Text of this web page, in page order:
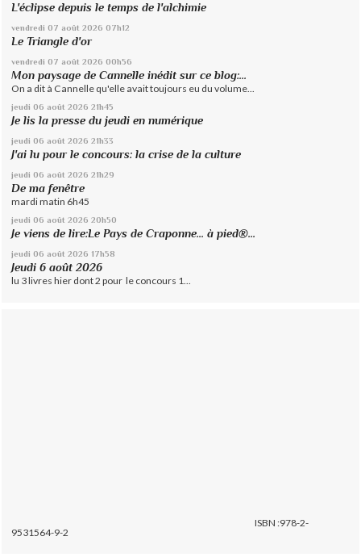
L'éclipse depuis le temps de l'alchimie
vendredi 07 août 2026 07h12
Le Triangle d'or
vendredi 07 août 2026 00h56
Mon paysage de Cannelle inédit sur ce blog:...
On a dit à Cannelle qu'elle avait toujours eu du volume...
jeudi 06 août 2026 21h45
Je lis la presse du jeudi en numérique
jeudi 06 août 2026 21h33
J'ai lu pour le concours: la crise de la culture
jeudi 06 août 2026 21h29
De ma fenêtre
mardi matin 6h45
jeudi 06 août 2026 20h50
Je viens de lire:Le Pays de Craponne... à pied®...
jeudi 06 août 2026 17h58
Jeudi 6 août 2026
lu 3 livres hier dont 2 pour le concours 1...
ISBN :978-2-
9531564-9-2